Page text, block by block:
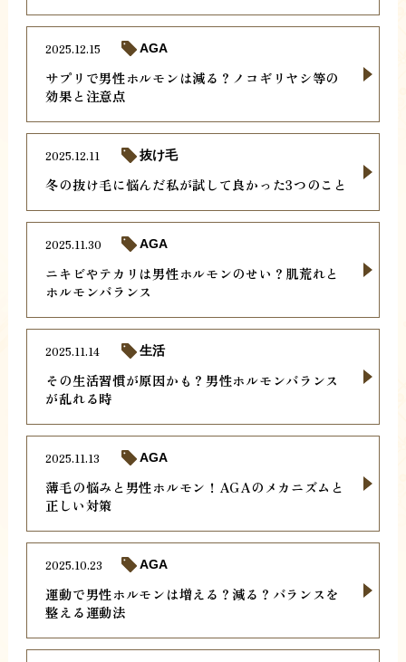
サプリで男性ホルモンは減る？ノコギリヤシ等の
効果と注意点
2025.12.15 AGA
冬の抜け毛に悩んだ私が試して良かった3つのこと
2025.12.11 抜け毛
ニキビやテカリは男性ホルモンのせい？肌荒れと
ホルモンバランス
2025.11.30 AGA
その生活習慣が原因かも？男性ホルモンバランス
が乱れる時
2025.11.14 生活
薄毛の悩みと男性ホルモン！AGAのメカニズムと
正しい対策
2025.11.13 AGA
運動で男性ホルモンは増える？減る？バランスを
整える運動法
2025.10.23 AGA